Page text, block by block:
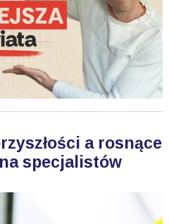
a rosnące
specjalistów